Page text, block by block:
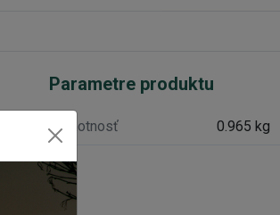
Parametre produktu
Hmotnosť 0.965 kg